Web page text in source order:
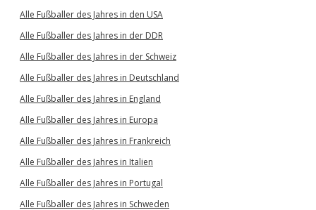
Alle Fußballer des Jahres in den USA
Alle Fußballer des Jahres in der DDR
Alle Fußballer des Jahres in der Schweiz
Alle Fußballer des Jahres in Deutschland
Alle Fußballer des Jahres in England
Alle Fußballer des Jahres in Europa
Alle Fußballer des Jahres in Frankreich
Alle Fußballer des Jahres in Italien
Alle Fußballer des Jahres in Portugal
Alle Fußballer des Jahres in Schweden